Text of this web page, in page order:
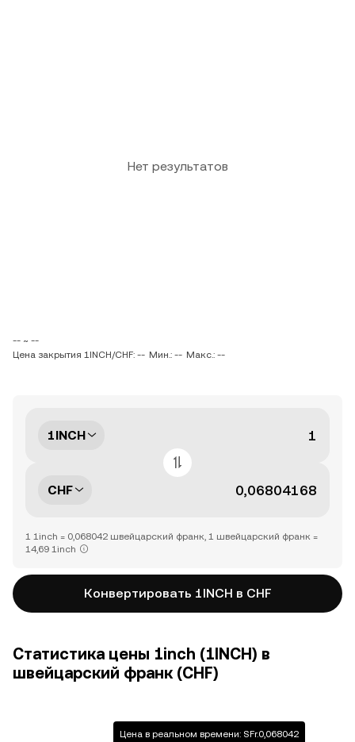
Нет результатов
-- ~ --
Цена закрытия 1INCH/CHF: -- Мин.: -- Макс.: --
1INCH
CHF
1 1inch = 0,068042 швейцарский франк, 1 швейцарский франк =
14,69 1inch
Конвертировать 1INCH в CHF
Статистика цены 1inch (1INCH) в
швейцарский франк (CHF)
Цена в реальном времени: SFr.0,068042